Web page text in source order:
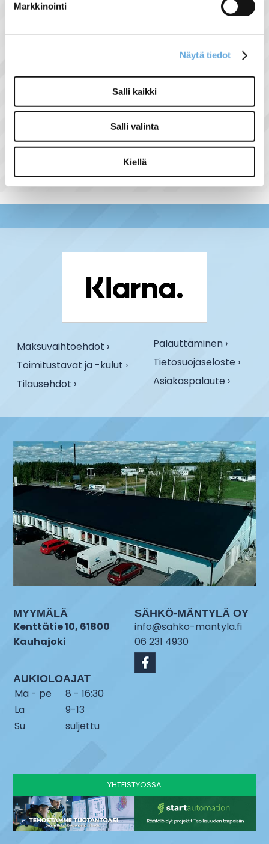
Markkinointi
Näytä tiedot
Salli kaikki
Salli valinta
Kiellä
vedonpoistajanysälle
Pituus nysineen 12cm
Näytä lisää tuotteita
Uppoasennettavat tuoteryhmästä
Maksuvaihtoehdot ›
Toimitustavat ja -kulut ›
Tilausehdot ›
Palauttaminen ›
Tietosuojaseloste ›
Asiakaspalaute ›
MYYMÄLÄ
Kenttätie 10, 61800
Kauhajoki
AUKIOLOAJAT
Ma - pe
8 - 16:30
La
9-13
Su
suljettu
SÄHKÖ-MÄNTYLÄ OY
info@sahko-mantyla.fi
06 231 4930
YHTEISTYÖSSÄ